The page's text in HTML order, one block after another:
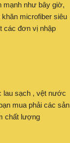
mạnh như bây giờ,
microfiber siêu
các đơn vị nhập
lau sạch , vệt nước
mua phải các sản
chất lượng